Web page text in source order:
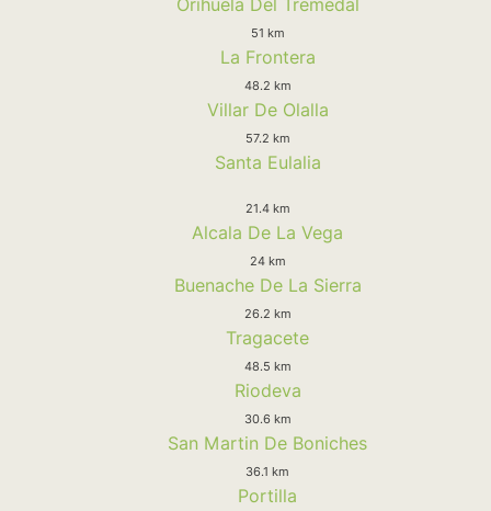
51 km
La Frontera
48.2 km
Villar De Olalla
57.2 km
Santa Eulalia
21.4 km
Alcala De La Vega
24 km
Buenache De La Sierra
26.2 km
Tragacete
48.5 km
Riodeva
30.6 km
San Martin De Boniches
36.1 km
Portilla